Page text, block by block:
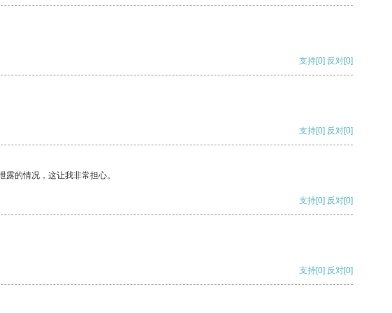
支持[0] 反对[0]
支持[0] 反对[0]
的情况，这让我非常担心。
支持[0] 反对[0]
支持[0] 反对[0]